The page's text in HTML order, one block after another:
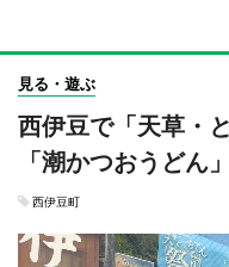
見る・遊ぶ
西伊豆で「天草・
「潮かつおうどん
西伊豆町